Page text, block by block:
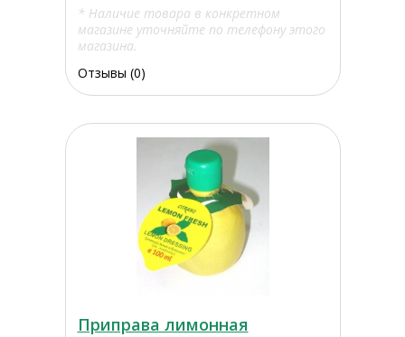
* Наличие товара в конкретном
магазине уточняйте по телефону этого
магазина.
Отзывы (0)
Приправа лимонная